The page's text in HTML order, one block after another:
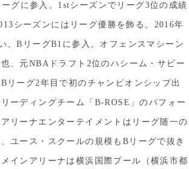
グに参入。1stシーズンでリーグ3位の成績
シーズンにはリーグ優勝を飾る。2016年
、BリーグB1に参入。オフェンスマシーン
、元NBAドラフト2位のハシーム・サビー
リーグ2年目で初のチャンピオンシップ出
ーディングチーム「B-ROSE」のパフォー
リーナエンターテイメントはリーグ随一の
ユース・スクールの規模もBリーグで抜き
インアリーナは横浜国際プール（横浜市都